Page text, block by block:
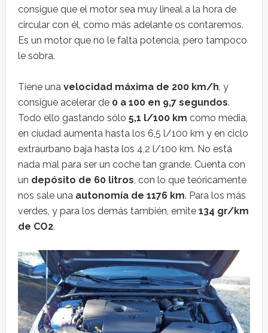
consigue que el motor sea muy lineal a la hora de
circular con él, como más adelante os contaremos.
Es un motor que no le falta potencia, pero tampoco
le sobra.
Tiene una velocidad máxima de 200 km/h, y
consigue acelerar de 0 a 100 en 9,7 segundos.
Todo ello gastando sólo 5,1 l/100 km como media,
en ciudad aumenta hasta los 6,5 l/100 km y en ciclo
extraurbano baja hasta los 4,2 l/100 km. No está
nada mal para ser un coche tan grande. Cuenta con
un depósito de 60 litros, con lo que teóricamente
nos sale una autonomía de 1176 km. Para los más
verdes, y para los demás también, emite 134 gr/km
de CO2.